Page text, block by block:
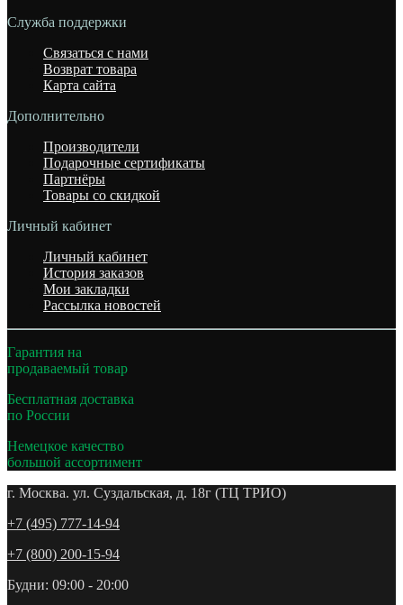
Служба поддержки
Связаться с нами
Возврат товара
Карта сайта
Дополнительно
Производители
Подарочные сертификаты
Партнёры
Товары со скидкой
Личный кабинет
Личный кабинет
История заказов
Мои закладки
Рассылка новостей
Гарантия на
продаваемый товар
Бесплатная доставка
по России
Немецкое качество
большой ассортимент
г. Москва. ул. Суздальская, д. 18г (ТЦ ТРИО)
+7 (495) 777-14-94
+7 (800) 200-15-94
Будни: 09:00 - 20:00